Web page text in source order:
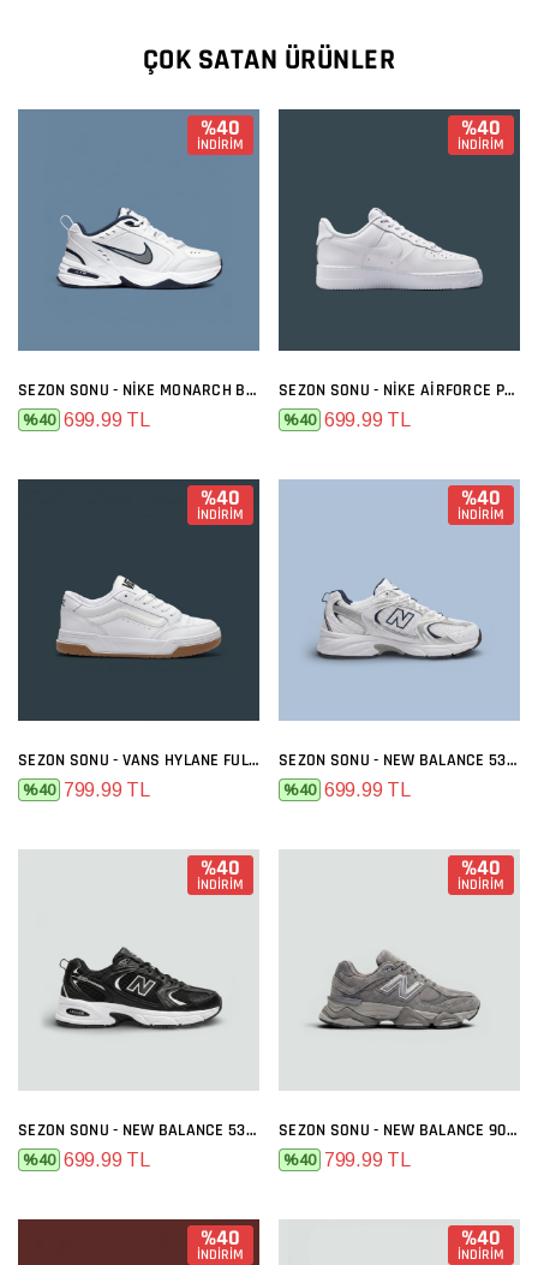
ÇOK SATAN ÜRÜNLER
%40
İNDİRİM
SEZON SONU - NIKE MONARCH BEYAZ SIYAH
%40 699.99 TL
%40
İNDİRİM
SEZON SONU - NIKE AIRFORCE PREMIUM FULL BEYAZ
%40 699.99 TL
%40
İNDİRİM
SEZON SONU - VANS HYLANE FULL BEYAZ
%40 799.99 TL
%40
İNDİRİM
SEZON SONU - NEW BALANCE 530 BEYAZ LACI
%40 699.99 TL
%40
İNDİRİM
SEZON SONU - NEW BALANCE 530 SIYAH BEYAZ
%40 699.99 TL
%40
İNDİRİM
SEZON SONU - NEW BALANCE 9060 GRI FÜME
%40 799.99 TL
%40
İNDİRİM
%40
İNDİRİM